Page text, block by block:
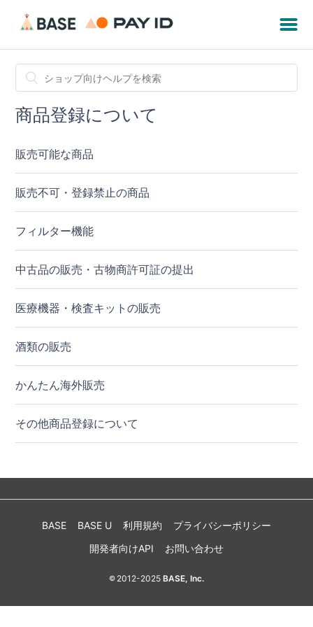
商品登録について
販売可能な商品
販売不可・登録禁止の商品
フィルター機能
中古品の販売・古物商許可証の提出
医療機器・検査キットの販売
酒類の販売
かんたん海外販売
その他商品登録について
BASE BASE U 利用規約
プライバシーポリシー
開発者向けAPI
お問い合わせ
© 2012-2025BASE, Inc.